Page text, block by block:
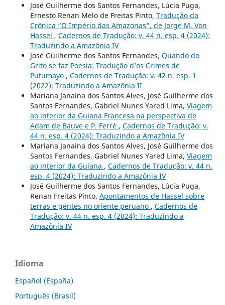
José Guilherme dos Santos Fernandes, Lúcia Puga,
Ernesto Renan Melo de Freitas Pinto, Tradução da
Crônica “O Império das Amazonas”, de Jorge M. Von
Hassel , Cadernos de Tradução: v. 44 n. esp. 4 (2024):
Traduzindo a Amazônia IV
José Guilherme dos Santos Fernandes, Quando do
Grito se faz Poesia: Tradução d’os Crimes de
Putumayo , Cadernos de Tradução: v. 42 n. esp. 1
(2022): Traduzindo a Amazônia II
Mariana Janaina dos Santos Alves, José Guilherme dos
Santos Fernandes, Gabriel Nunes Yared Lima, Viagem
ao interior da Guiana Francesa na perspectiva de
Adam de Bauve e P. Ferré , Cadernos de Tradução: v.
44 n. esp. 4 (2024): Traduzindo a Amazônia IV
Mariana Janaina dos Santos Alves, José Guilherme dos
Santos Fernandes, Gabriel Nunes Yared Lima, Viagem
ao interior da Guiana , Cadernos de Tradução: v. 44 n.
esp. 4 (2024): Traduzindo a Amazônia IV
José Guilherme dos Santos Fernandes, Lúcia Puga,
Renan Freitas Pinto, Apontamentos de Hassel sobre
terras e gentes no oriente peruano , Cadernos de
Tradução: v. 44 n. esp. 4 (2024): Traduzindo a
Amazônia IV
Idioma
Español (España)
Português (Brasil)